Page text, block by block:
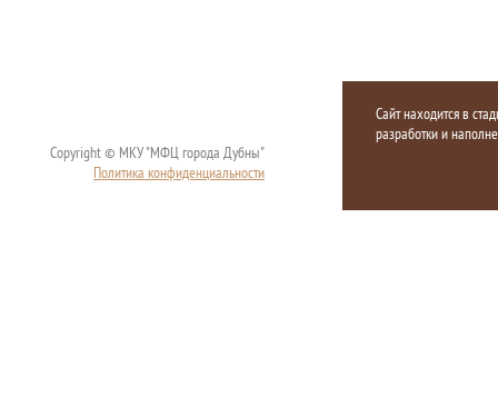
Copyright © МКУ "МФЦ города Дубны"
Политика конфиденциальности
Сайт находится в
разработки и